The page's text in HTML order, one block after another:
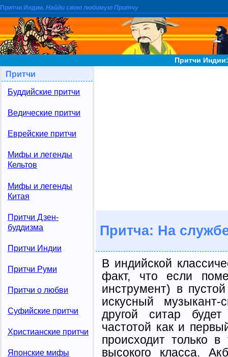
Притчи Индии. Найди свою любимую Притчу
Притчи
Притчи
Буддийские притчи
Ведические притчи
Еврейские притчи
Мифы и легенды
Кельтов
Мифы и легенды
Китая
Притчи Дзен-
буддизма
Притчи Индии
Притчи Руми
Притчи о любви
Суфийские притчи
Христианские притчи
Японские мифы
Притча: На
В индийской
факт, что если
инструмент) в
искусный музыкант-
другой ситар
частотой как и
происходит только
высокого класса.